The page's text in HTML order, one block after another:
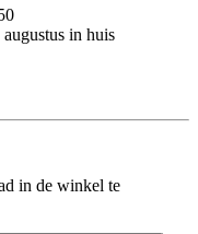
in huis
in de winkel te